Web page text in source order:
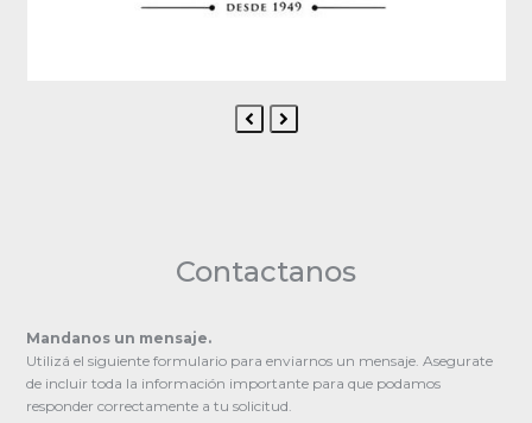
Previous
Next
Contactanos
Mandanos un mensaje.
Utilizá el siguiente formulario para enviarnos un mensaje. Asegurate
de incluir toda la información importante para que podamos
responder correctamente a tu solicitud.